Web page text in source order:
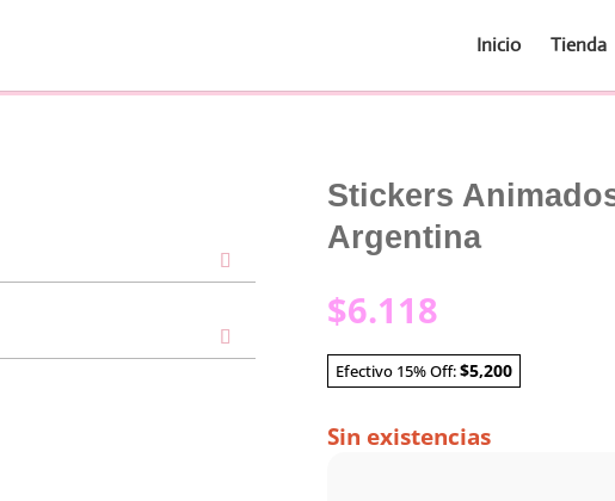
Inicio Tienda
Stickers
Argentina
$6.118
Efectivo 15% Off:$5,200
Sin existencias